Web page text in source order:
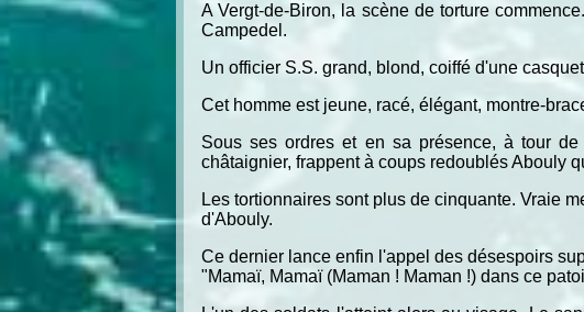
A Vergt-de-Biron, la scène de torture
Campedel.
Un officier S.S. grand, blond, coiffé d'une
Cet homme est jeune, racé, élégant, montre-
Sous ses ordres et en sa présence, à tour
châtaignier, frappent à coups redoublés Abouly
Les tortionnaires sont plus de cinquante. Vraie
d'Abouly.
Ce dernier lance enfin l'appel des désespoirs
"Mamaï, Mamaï (Maman ! Maman !) dans ce